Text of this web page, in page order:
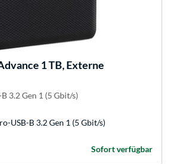
1 TB, Externe
3.2 Gen 1 (5 Gbit/s)
USB-B 3.2 Gen 1 (5 Gbit/s)
Sofort verfügbar